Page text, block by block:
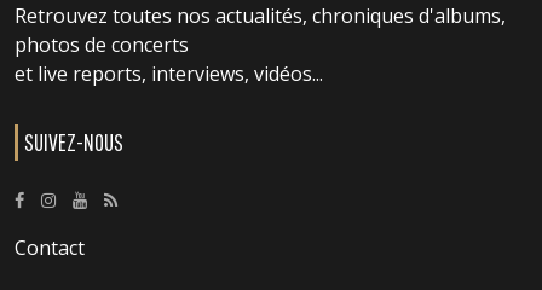
Retrouvez toutes nos actualités, chroniques d'albums,
photos de concerts
et live reports, interviews, vidéos...
SUIVEZ-NOUS
Contact